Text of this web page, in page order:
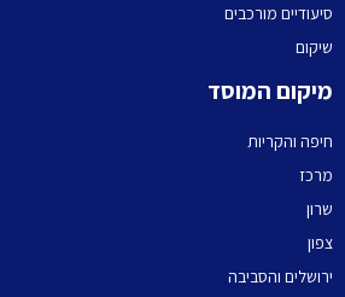
סיעודיים מורכבים
שיקום
מיקום המוסד
חיפה והקריות
מרכז
שרון
צפון
ירושלים והסביבה